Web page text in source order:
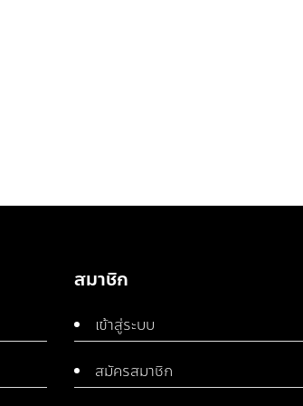
สมาชิก
เข้าสู่ระบบ
สมัครสมาชิก